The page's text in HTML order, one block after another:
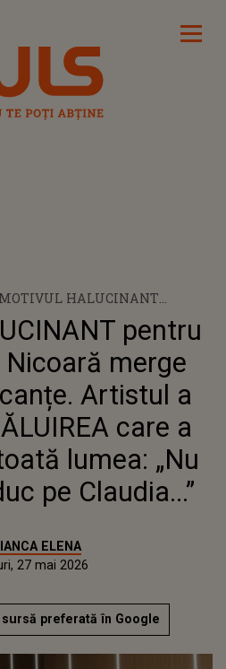
MOTIVUL HALUCINANT
PENTRU CARE ARMIN NICOARĂ
SINGUR ÎN VACANȚE.
ARTISTUL A FĂCUT
DEZVĂLUIREA CARE A
SURPRINS PE TOATĂ LUMEA:
„NU VREAU SĂ O DUC PE
CLAUDIA...”
pentru
merge
Artistul a
care a
lumea: „Nu
pe Claudia...”
ELENA
27 mai 2026
preferată în Google